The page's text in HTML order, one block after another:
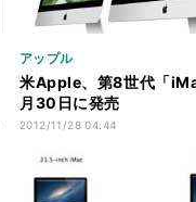
アップル
米Apple、第8世代「
月30日に発売
2012/11/28 04:44